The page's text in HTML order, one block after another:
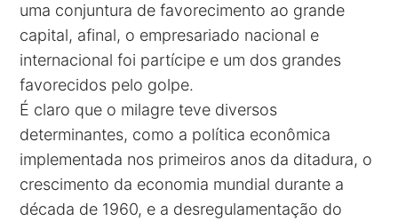
uma conjuntura de favorecimento ao grande
capital, afinal, o empresariado nacional e
internacional foi partícipe e um dos grandes
favorecidos pelo golpe.
É claro que o milagre teve diversos
determinantes, como a política econômica
implementada nos primeiros anos da ditadura, o
crescimento da economia mundial durante a
década de 1960, e a desregulamentação do